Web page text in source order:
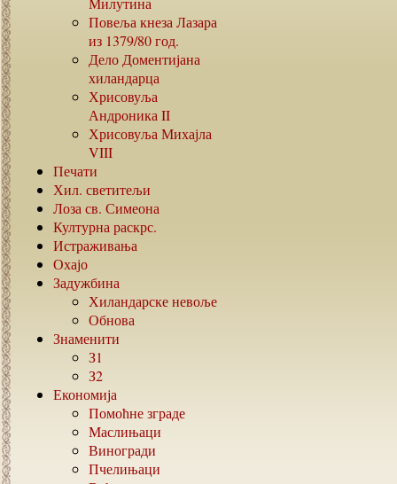
Повеља кнеза Лазара
из 1379/80год.
Дело Доментијана
хиландарца
Хрисовуља
Андроника II
Хрисовуља Михајла
VIII
Печати
Хил. светитељи
Лоза св. Симеона
Културна раскрс.
Истраживања
Охајо
Задужбина
Хиландарске невоље
Обнова
Знаменити
З1
З2
Економија
Помоћне зграде
Маслињаци
Виногради
Пчелињаци